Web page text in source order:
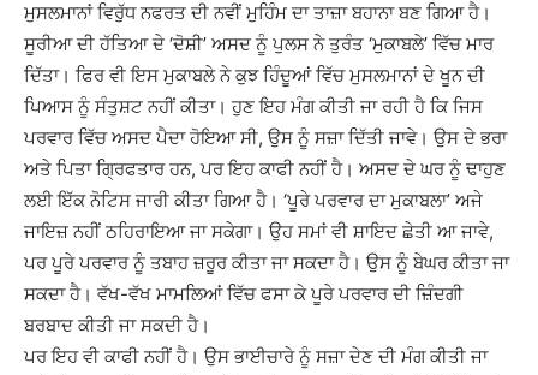
ਮੁਸਲਮਾਨਾਂ ਵਿਰੁੱਧ ਨਫਰਤ ਦੀ ਨਵੀਂ ਮੁਹਿੰਮ ਦਾ ਤਾਜ਼ਾ ਬਹਾਨਾ ਬਣ ਗਿਆ ਹੈ।
ਸੂਰੀਆ ਦੀ ਹੱਤਿਆ ਦੇ ‘ਦੋਸ਼ੀ’ ਅਸਦ ਨੂੰ ਪੁਲਸ ਨੇ ਤੁਰੰਤ ‘ਮੁਕਾਬਲੇ’ ਵਿੱਚ ਮਾਰ
ਦਿੱਤਾ। ਫਿਰ ਵੀ ਇਸ ਮੁਕਾਬਲੇ ਨੇ ਕੁਝ ਹਿੰਦੂਆਂ ਵਿੱਚ ਮੁਸਲਮਾਨਾਂ ਦੇ ਖੂਨ ਦੀ
ਪਿਆਸ ਨੂੰ ਸੰਤੁਸ਼ਟ ਨਹੀਂ ਕੀਤਾ। ਹੁਣ ਇਹ ਮੰਗ ਕੀਤੀ ਜਾ ਰਹੀ ਹੈ ਕਿ ਜਿਸ
ਪਰਵਾਰ ਵਿੱਚ ਅਸਦ ਪੈਦਾ ਹੋਇਆ ਸੀ, ਉਸ ਨੂੰ ਸਜ਼ਾ ਦਿੱਤੀ ਜਾਵੇ। ਉਸ ਦੇ ਭਰਾ
ਅਤੇ ਪਿਤਾ ਗ੍ਰਿਫਤਾਰ ਹਨ, ਪਰ ਇਹ ਕਾਫੀ ਨਹੀਂ ਹੈ। ਅਸਦ ਦੇ ਘਰ ਨੂੰ ਢਾਹੁਣ
ਲਈ ਇੱਕ ਨੋਟਿਸ ਜਾਰੀ ਕੀਤਾ ਗਿਆ ਹੈ। ‘ਪੂਰੇ ਪਰਵਾਰ ਦਾ ਮੁਕਾਬਲਾ’ ਅਜੇ
ਜਾਇਜ਼ ਨਹੀਂ ਠਹਿਰਾਇਆ ਜਾ ਸਕੇਗਾ। ਉਹ ਸਮਾਂ ਵੀ ਸ਼ਾਇਦ ਛੇਤੀ ਆ ਜਾਵੇ,
ਪਰ ਪੂਰੇ ਪਰਵਾਰ ਨੂੰ ਤਬਾਹ ਜ਼ਰੂਰ ਕੀਤਾ ਜਾ ਸਕਦਾ ਹੈ। ਉਸ ਨੂੰ ਬੇਘਰ ਕੀਤਾ ਜਾ
ਸਕਦਾ ਹੈ। ਵੱਖ-ਵੱਖ ਮਾਮਲਿਆਂ ਵਿੱਚ ਫਸਾ ਕੇ ਪੂਰੇ ਪਰਵਾਰ ਦੀ ਜ਼ਿੰਦਗੀ
ਬਰਬਾਦ ਕੀਤੀ ਜਾ ਸਕਦੀ ਹੈ।
ਪਰ ਇਹ ਵੀ ਕਾਫੀ ਨਹੀਂ ਹੈ। ਉਸ ਭਾਈਚਾਰੇ ਨੂੰ ਸਜ਼ਾ ਦੇਣ ਦੀ ਮੰਗ ਕੀਤੀ ਜਾ